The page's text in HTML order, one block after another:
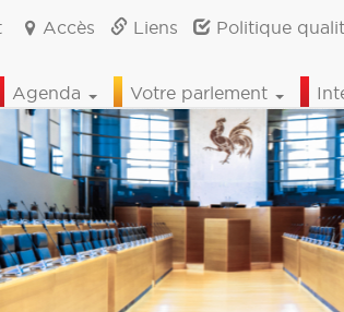
Accès Liens Politique
Agenda Votre parlement